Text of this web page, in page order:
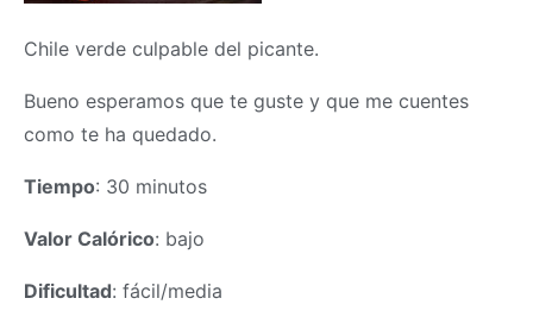
Chile verde culpable del picante.
Bueno esperamos que te guste y que me cuentes
como te ha quedado.
Tiempo: 30 minutos
Valor Calórico: bajo
Dificultad: fácil/media